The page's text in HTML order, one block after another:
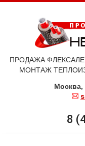
ПРОДАЖА
МОНТАЖ
Москва,
8